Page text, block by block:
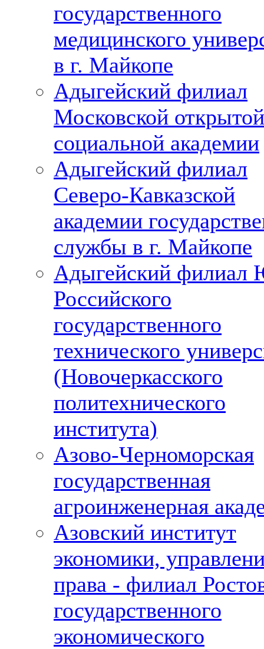
государственного
медицинского
в г. Майкопе
Адыгейский филиал
Московской открытой
социальной академии
Адыгейский филиал
Северо-Кавказской
академии
службы в г. Майкопе
Адыгейский
Российского
государственного
технического
(Новочеркасского
политехнического
института)
Азово-Черноморская
государственная
агроинженерная
Азовский институт
экономики,
права - филиал
государственного
экономического